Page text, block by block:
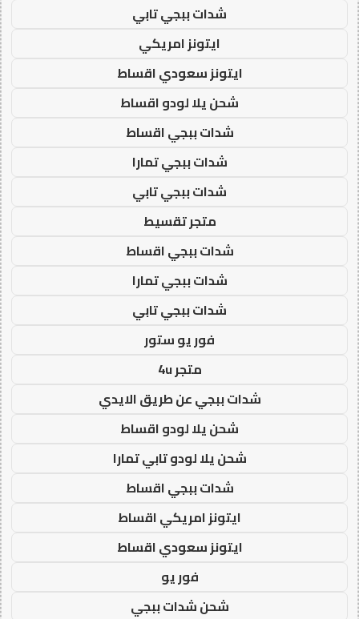
شدات ببجي تابي
ايتونز امريكي
ايتونز سعودي اقساط
شحن يلا لودو اقساط
شدات ببجي اقساط
شدات ببجي تمارا
شدات ببجي تابي
متجر تقسيط
شدات ببجي اقساط
شدات ببجي تمارا
شدات ببجي تابي
فور يو ستور
متجر 4u
شدات ببجي عن طريق الايدي
شحن يلا لودو اقساط
شحن يلا لودو تابي تمارا
شدات ببجي اقساط
ايتونز امريكي اقساط
ايتونز سعودي اقساط
فور يو
شحن شدات ببجي